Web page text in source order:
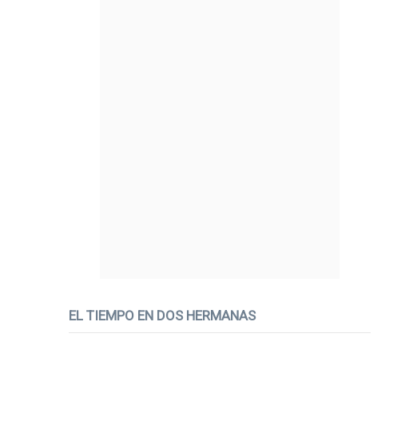
EL TIEMPO EN DOS HERMANAS